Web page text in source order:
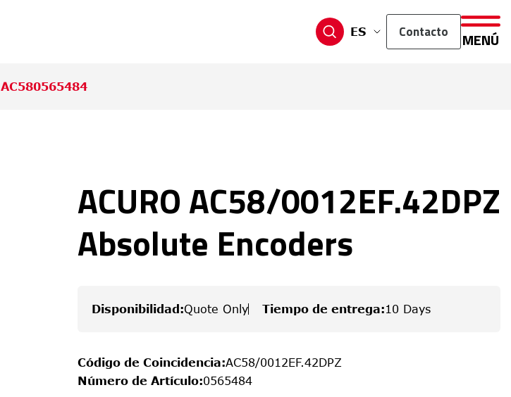
ES
Contacto MENÚ
AC580565484
ACURO AC58/0012EF.42DPZ
Absolute Encoders
Disponibilidad :Quote Only Tiempo de entrega:10 Days
Código de Coincidencia:AC58/0012EF.42DPZ
Número de Artículo:0565484